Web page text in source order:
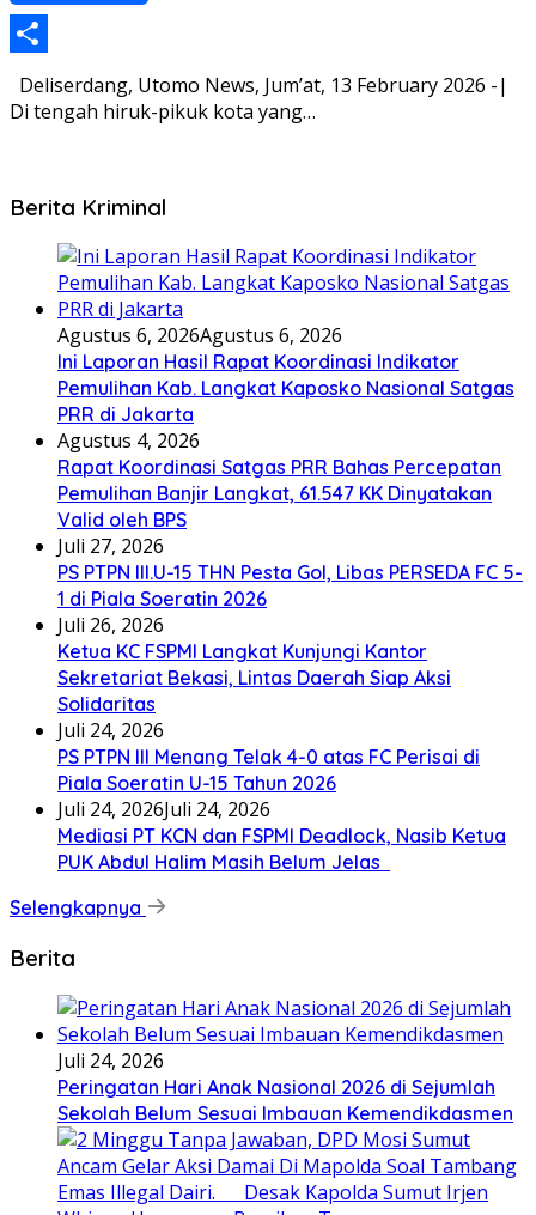
Share
Deliserdang, Utomo News, Jum’at, 13 February 2026 -|
Di tengah hiruk-pikuk kota yang…
Berita Kriminal
Agustus 6, 2026Agustus 6, 2026
Ini Laporan Hasil Rapat Koordinasi Indikator
Pemulihan Kab. Langkat Kaposko Nasional Satgas
PRR di Jakarta
Agustus 4, 2026
Rapat Koordinasi Satgas PRR Bahas Percepatan
Pemulihan Banjir Langkat, 61.547 KK Dinyatakan
Valid oleh BPS
Juli 27, 2026
PS PTPN III.U-15 THN Pesta Gol, Libas PERSEDA FC 5-
1 di Piala Soeratin 2026
Juli 26, 2026
Ketua KC FSPMI Langkat Kunjungi Kantor
Sekretariat Bekasi, Lintas Daerah Siap Aksi
Solidaritas
Juli 24, 2026
PS PTPN III Menang Telak 4-0 atas FC Perisai di
Piala Soeratin U-15 Tahun 2026
Juli 24, 2026Juli 24, 2026
Mediasi PT KCN dan FSPMI Deadlock, Nasib Ketua
PUK Abdul Halim Masih Belum Jelas
Selengkapnya
Berita
Juli 24, 2026
Peringatan Hari Anak Nasional 2026 di Sejumlah
Sekolah Belum Sesuai Imbauan Kemendikdasmen